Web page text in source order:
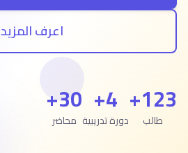
إنشاء حساب
اعرف المزيد
123+
طالب
4+
دورة تدريبية
30+
محاضر